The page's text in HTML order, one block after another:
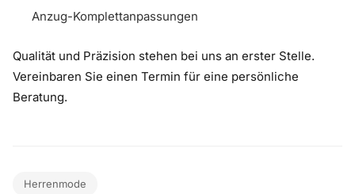
Anzug-Komplettanpassungen
Qualität und Präzision stehen bei uns an erster Stelle.
Vereinbaren Sie einen Termin für eine persönliche
Beratung.
Herrenmode